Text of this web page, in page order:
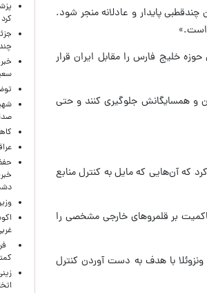
پایدار و عادلانه منجر شود.
است.»
خلیج فارس را مقابل ایران قرار
و همسایگانش جلوگیری کنند و حتی
که آن‌هایی که مایل به کنترل منابع
بر قلمروهای خارجی مشخصی را
ونزوئلا با هدف به دست آوردن کنترل
کرد